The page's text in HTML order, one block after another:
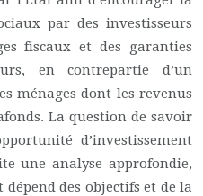
par des investisseurs
fiscaux et des garanties
en contrepartie d’un
ménages dont les revenus
La question de savoir
d’investissement
une analyse approfondie,
des objectifs et de la